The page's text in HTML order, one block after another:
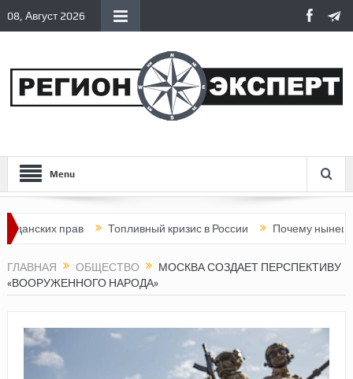
08, Август 2026
Menu
прав Топливный кризис в России Почему нынешняя
ГЛАВНАЯ ОБЩЕСТВО
МОСКВА СОЗДАЕТ ПЕРСПЕКТИВУ
«ВООРУЖЕННОГО НАРОДА»